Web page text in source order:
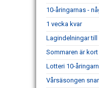
10-åringarnas -
1 vecka kvar
Lagindelningar till
Sommaren är
Lotteri 10-
Vårsäsongen